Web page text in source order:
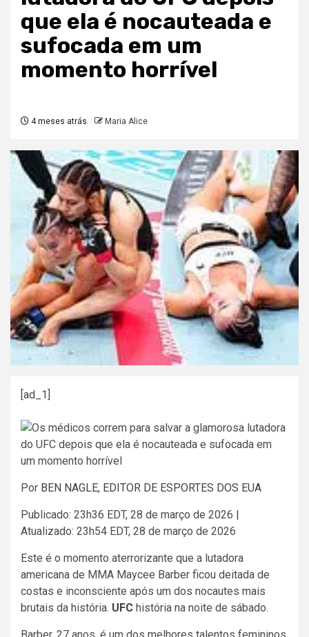
que ela é nocauteada e
sufocada em um
momento horrível
4 meses atrás Maria Alice
[ad_1]
Por BEN NAGLE, EDITOR DE ESPORTES DOS EUA
Publicado: 23h36 EDT, 28 de março de 2026 |
Atualizado: 23h54 EDT, 28 de março de 2026
Este é o momento aterrorizante que a lutadora
americana de MMA Maycee Barber ficou deitada de
costas e inconsciente após um dos nocautes mais
brutais da história. UFC história na noite de sábado.